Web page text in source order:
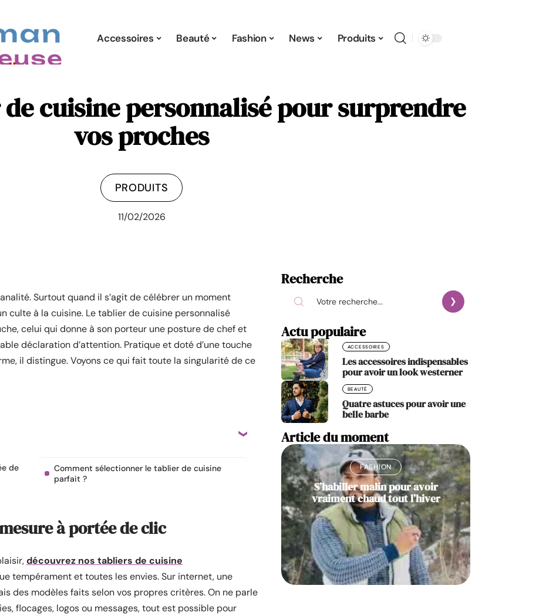
Accessoires Beauté Fashion News Produits
cuisine personnalisé pour surprendre
vos proches
PRODUITS
11/02/2026
Surtout quand il s’agit de célébrer un moment
culte à la cuisine. Le tablier de cuisine personnalisé
celui qui donne à son porteur une posture de chef et
déclaration d’attention. Pratique et doté d’une touche
il distingue. Voyons ce qui fait toute la singularité de ce
de
Comment sélectionner le tablier de cuisine
parfait ?
à portée de clic
découvrez nos tabliers de cuisine
tempérament et toutes les envies. Sur internet, une
des modèles faits selon vos propres critères. On ne parle
flocages, logos ou messages, tout est possible pour
Recherche
Actu populaire
ACCESSOIRES
Les accessoires indispensables
pour avoir un look westerner
BEAUTÉ
Quatre astuces pour avoir une
belle barbe
Article du moment
FASHION
S’habiller malin pour avoir
vraiment chaud tout l’hiver